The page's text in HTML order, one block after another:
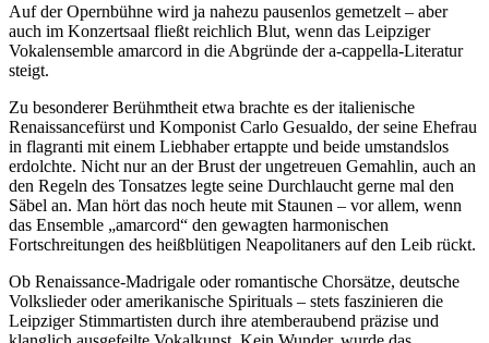
Auf der Opernbühne wird ja nahezu pausenlos gemetzelt – aber
auch im Konzertsaal fließt reichlich Blut, wenn das Leipziger
Vokalensemble amarcord in die Abgründe der a-cappella-Literatur
steigt.
Zu besonderer Berühmtheit etwa brachte es der italienische
Renaissancefürst und Komponist Carlo ­Gesualdo, der seine Ehefrau
in flagranti mit einem Liebhaber ertappte und beide umstandslos
erdolchte. Nicht nur an der Brust der ungetreuen Gemahlin, auch an
den Regeln des Tonsatzes legte seine Durchlaucht gerne mal den
Säbel an. Man hört das noch heute mit Staunen – vor allem, wenn
das Ensemble „amarcord“ den ­gewagten harmonischen
Fortschreitungen des heißblütigen ­Neapolitaners auf den Leib rückt.
Ob Renaissance-Madrigale oder romantische Chorsätze, deutsche
Volkslieder oder amerikanische Spirituals – stets faszinieren die
Leipziger Stimmartisten durch ihre atemberaubend präzise und